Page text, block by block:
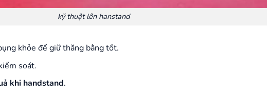
kỹ thuật lên hanstand
khỏe để giữ thăng bằng tốt.
soát.
khi handstand.